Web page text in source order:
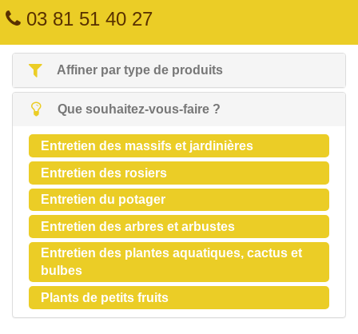
03 81 51 40 27
Affiner par type de produits
Que souhaitez-vous-faire ?
Entretien des massifs et jardinières
Entretien des rosiers
Entretien du potager
Entretien des arbres et arbustes
Entretien des plantes aquatiques, cactus et
bulbes
Plants de petits fruits